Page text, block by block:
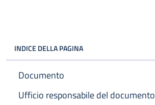
INDICE DELLA PAGINA
Documento
Ufficio responsabile del documento